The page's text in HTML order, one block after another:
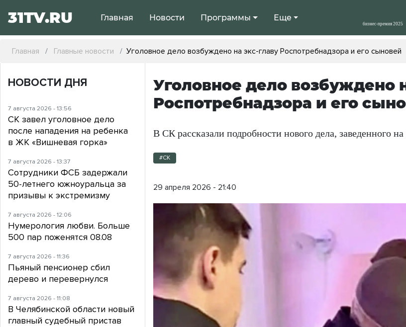
31TV.RU Главная Новости Программы Еще
Главная Главные новости Уголовное дело возбуждено на экс-главу Роспотребнадзора и его сыновей
Уголовное дело возбуждено
Роспотребнадзора и его
В СК рассказали подробности нового дела, заведенного
#СК
29 апреля 2026 - 21:40
НОВОСТИ ДНЯ
7 августа 2026 - 13:56
СК завел уголовное дело
после нападения на ребенка
в ЖК «Вишневая горка»
7 августа 2026 - 13:37
Сотрудники ФСБ задержали
50-летнего южноуральца за
призывы к экстремизму
7 августа 2026 - 12:06
Нумерология любви. Больше
500 пар поженятся 08.08
7 августа 2026 - 11:36
Пьяный пенсионер сбил
дерево и перевернулся
7 августа 2026 - 11:08
В Челябинской области новый
главный судебный пристав